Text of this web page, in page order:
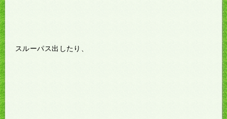
スルーパス出したり、